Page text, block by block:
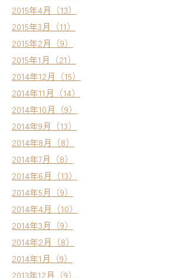
2015年4月（13）
2015年3月（11）
2015年2月（9）
2015年1月（21）
2014年12月（15）
2014年11月（14）
2014年10月（9）
2014年9月（13）
2014年8月（8）
2014年7月（8）
2014年6月（13）
2014年5月（9）
2014年4月（10）
2014年3月（9）
2014年2月（8）
2014年1月（9）
2013年12月（9）